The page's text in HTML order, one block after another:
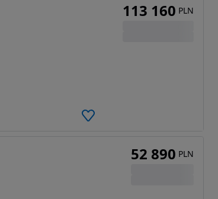
113 160 PLN
52 890 PLN